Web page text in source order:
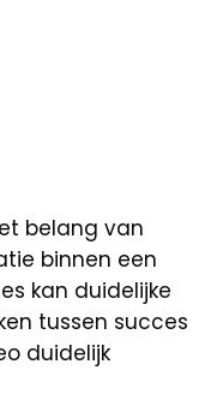
belang van
binnen een
kan duidelijke
tussen succes
duidelijk